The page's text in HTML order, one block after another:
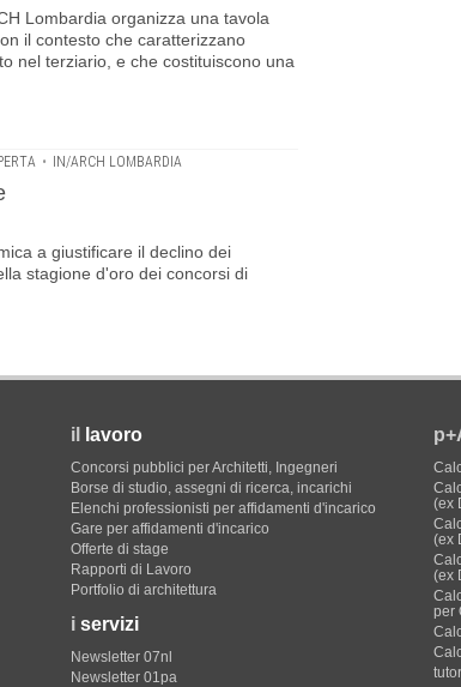
Lombardia organizza una tavola
il contesto che caratterizzano
nel terziario, e che costituiscono una
• IN/ARCH LOMBARDIA
a giustificare il declino dei
stagione d'oro dei concorsi di
il lavoro
Concorsi pubblici per Architetti, Ingegneri
Borse di studio, assegni di ricerca, incarichi
Elenchi professionisti per affidamenti d'incarico
Gare per affidamenti d'incarico
Offerte di stage
Rapporti di Lavoro
Portfolio di architettura
i servizi
Newsletter 07nl
Newsletter 01pa
(ex
(ex
(ex
per